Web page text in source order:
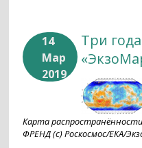
14
Мар
2019
Три
Карта
ФРЕНД (с) Роскосмос/ЕКА/